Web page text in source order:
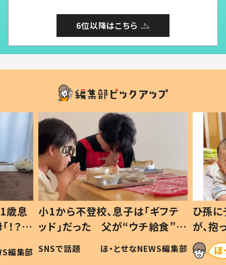
6位以降はこちら
歳息
？」
編集部
小1から不登校、息子は「ギフテ
ッド」だった 父が“ウチ給食”を
作り続ける理由とは #令和の親
#令和の子
SNSで話題 ほ・とせなNEWS編集部
ひ孫
が、
「涙が
い」